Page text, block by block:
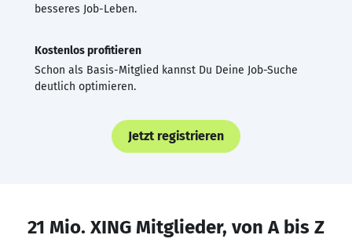
besseres Job-Leben.
Kostenlos profitieren
Schon als Basis-Mitglied kannst Du Deine Job-Suche
deutlich optimieren.
Jetzt registrieren
21 Mio. XING Mitglieder, von A bis Z